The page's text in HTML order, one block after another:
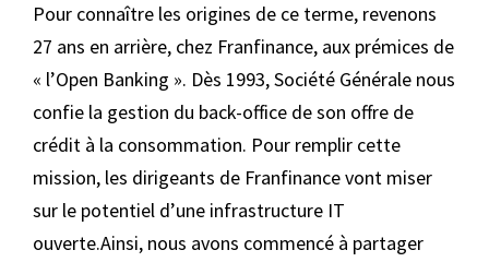
Pour connaître les origines de ce terme, revenons
27 ans en arrière, chez Franfinance, aux prémices de
« l’Open Banking ». Dès 1993, Société Générale nous
confie la gestion du back-office de son offre de
crédit à la consommation. Pour remplir cette
mission, les dirigeants de Franfinance vont miser
sur le potentiel d’une infrastructure IT
ouverte.Ainsi, nous avons commencé à partager